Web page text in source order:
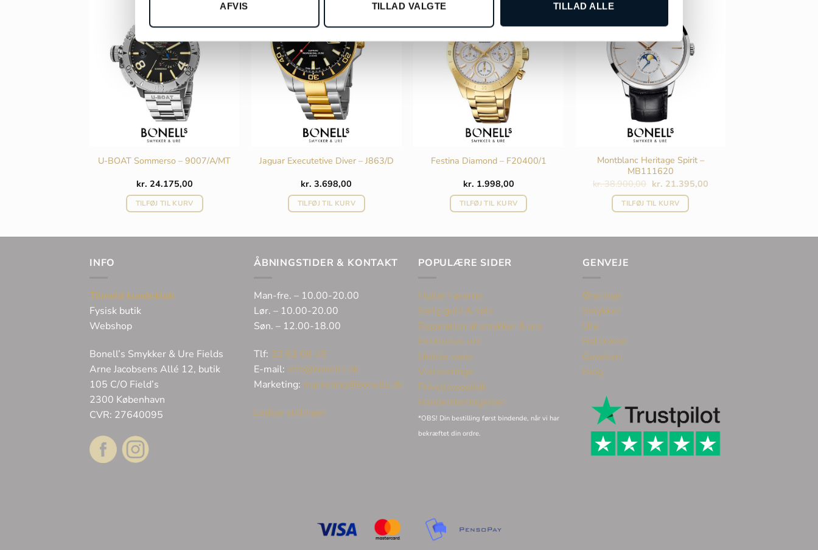
AFVIS TILLAD VALGTE TILLAD ALLE
U-BOAT Sommerso – 9007/A/MT
kr. 24.175,00
TILFØJ TIL KURV
Jaguar Executetive Diver – J863/D
kr. 3.698,00
TILFØJ TIL KURV
Festina Diamond – F20400/1
kr. 1.998,00
TILFØJ TIL KURV
Montblanc Heritage Spirit –
MB111620
kr.38.900,00 Den
pris
var:
kr. 21.395,00Den
TILFØJ TIL KURV
INFO
Tilmeld kundeklub
Fysisk butik
Webshop
Bonell’s Smykker & Ure Fields
Arne Jacobsens Allé 12, butik
105 C/O Field’s
2300 København
CVR: 27640095
ÅBNINGSTIDER & KONTAKT
Man-fre. – 10.00-20.00
Lør. – 10.00-20.00
Søn. – 12.00-18.00
Tlf: 32 62 06 45
E-mail: info@bonells.dk
Marketing: marketing@bonells.dk
Ledige stillinger
POPULÆRE SIDER
Huller i ørerne
Sælg guld & sølv
Reparation af smykker & ure
Eksklusive ure
Unikke varer
Vielsesringe
Privatlivspolitik
Handelsbetingelser
*OBS! Din bestilling først bindende, når vi har
bekræftet din ordre.
GENVEJE
Øreringe
Smykker
Ure
Halskæde
Gavekort
Blog